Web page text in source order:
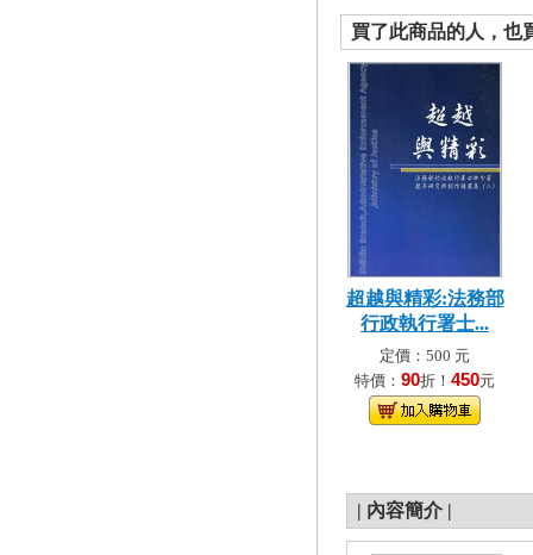
買了此商品的人，也
超越與精彩:法務部
行政執行署士...
定價：500 元
特價： 90折！ 450元
| 內容簡介 |